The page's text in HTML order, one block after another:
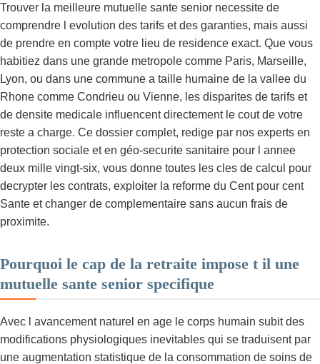
Trouver la meilleure mutuelle sante senior necessite de
comprendre l evolution des tarifs et des garanties, mais aussi
de prendre en compte votre lieu de residence exact. Que vous
habitiez dans une grande metropole comme Paris, Marseille,
Lyon, ou dans une commune a taille humaine de la vallee du
Rhone comme Condrieu ou Vienne, les disparites de tarifs et
de densite medicale influencent directement le cout de votre
reste a charge. Ce dossier complet, redige par nos experts en
protection sociale et en géo-securite sanitaire pour l annee
deux mille vingt-six, vous donne toutes les cles de calcul pour
decrypter les contrats, exploiter la reforme du Cent pour cent
Sante et changer de complementaire sans aucun frais de
proximite.
Pourquoi le cap de la retraite impose t il une
mutuelle sante senior specifique
Avec l avancement naturel en age le corps humain subit des
modifications physiologiques inevitables qui se traduisent par
une augmentation statistique de la consommation de soins de